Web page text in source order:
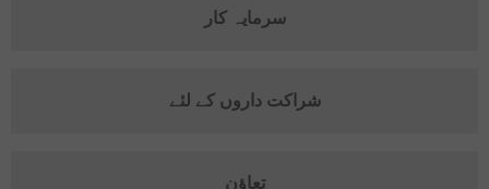
سرمایہ کار
شراکت داروں کے لئے
تعاؤن